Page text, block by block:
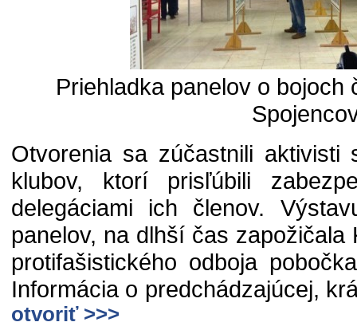
Priehladka panelov o bojoch
Otvorenia sa zúčastnili aktivisti
klubov, ktorí prisľúbili
delegáciami ich členov.
panelov, na dlhší čas zapožičala
protifašistického odboja
Informácia o predchádzajúcej,
otvoriť >>>